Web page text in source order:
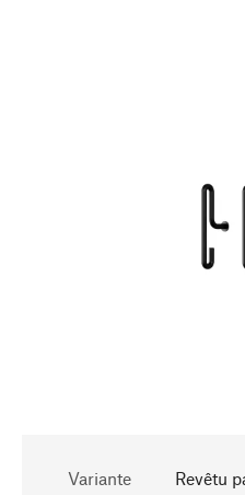
Variante Revêtu